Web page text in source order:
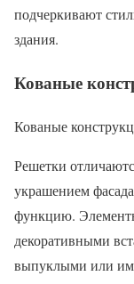
подчеркивают
здания.
Кованые
Кованые
Решетки
украшением
функцию.
декоративными
выпуклыми или